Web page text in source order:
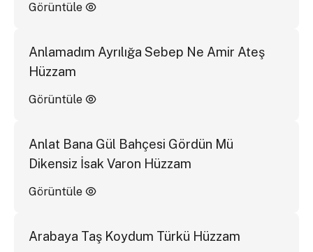
Görüntüle
Anlamadım Ayrılığa Sebep Ne Amir Ateş
Hüzzam
Görüntüle
Anlat Bana Gül Bahçesi Gördün Mü
Dikensiz İsak Varon Hüzzam
Görüntüle
Arabaya Taş Koydum Türkü Hüzzam